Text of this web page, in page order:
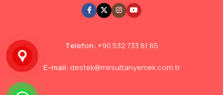
Telefon: +90 532 733 81 85
E-mail: destek@mirsultanyemek.com.tr